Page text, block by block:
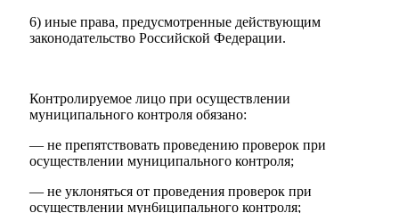
6) иные права, предусмотренные действующим
законодательство Российской Федерации.
Контролируемое лицо при осуществлении
муниципального контроля обязано:
— не препятствовать проведению проверок при
осуществлении муниципального контроля;
— не уклоняться от проведения проверок при
осуществлении мун6иципального контроля;